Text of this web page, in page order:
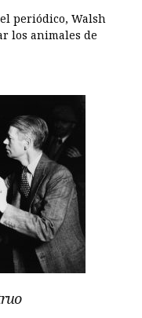
periódico, Walsh
los animales de